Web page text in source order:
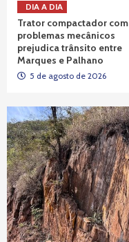
DIA A DIA
Trator compactador com
problemas mecânicos
prejudica trânsito entre
Marques e Palhano
5 de agosto de 2026